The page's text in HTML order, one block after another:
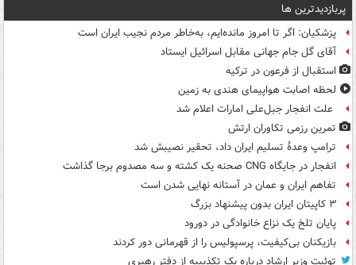
پربازدیدترین ها
پزشکیان: اگر تا امروز مانده‌ایم، به‌خاطر مردم نجیب ایران است
آقای گل جام جهانی مقابل اسرائیل ایستاد
استقبال از فرعون در ترکیه
لحظه اصابت هواپیمای هندی به زمین
علت انفجار جبل‌علی امارات اعلام شد
تمرین رزمی تکاوران ارتش
ترامپ وعدۀ تسلیم ایران داد، تحقیر نصیبش شد
انفجار در جایگاه CNG صحنه یک کشته و سه مصدوم برجا گذاشت
تفاهم ایران و عمان در آستانه نهایی شدن است
۳ کاپیتان ایران بدون پیشنهاد بزرگ
پایان تلخ یک نزاع خانوادگی در دورود
بازیکنان بی‌کیفیت، پرسپولیس را از قهرمانی دور کردند
توئیت وزیر ارشاد درباره یک تکذیبیه از دفتر رهبری